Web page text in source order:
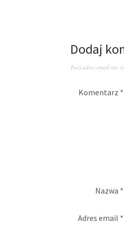
Dodaj
Twój adres email nie
Komentarz *
Nazwa *
Adres email *